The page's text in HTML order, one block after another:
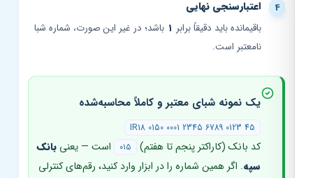
اعتبارسنجی نهایی
باقیمانده باید دقیقاً برابر۱باشد؛ در غیر این صورت، شماره شبا
نامعتبر است.
یک نمونه شبای معتبر و کاملاً محاسبه‌شده
IR18 0150 0001 2345 6789 0123 45
کد بانک (کاراکتر پنجم تا هفتم) ۰۱۵ است — یعنیبانک
. اگر همین شماره را در ابزار وارد کنید، رقم‌های کنترلی